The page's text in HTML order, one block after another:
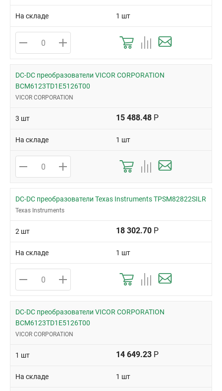
У нас вы можете купить DC-DC преобразователи по низкой цене
На складе 1 шт
DC-DC преобразователи VICOR CORPORATION
BCM6123TD1E5126T00
VICOR CORPORATION
3 шт 15 488.48 Р
На складе 1 шт
DC-DC преобразователи Texas Instruments TPSM82822SILR
Texas Instruments
2 шт 18 302.70 Р
На складе 1 шт
DC-DC преобразователи VICOR CORPORATION
BCM6123TD1E5126T00
VICOR CORPORATION
1 шт 14 649.23 Р
На складе 1 шт